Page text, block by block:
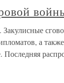
а
Последняя